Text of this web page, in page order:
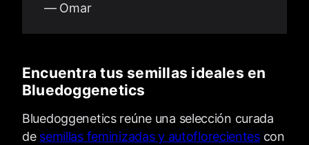
— Omar
Encuentra tus semillas ideales en
Bluedoggenetics
Bluedoggenetics reúne una selección curada
de semillas feminizadas y autoflorecientescon